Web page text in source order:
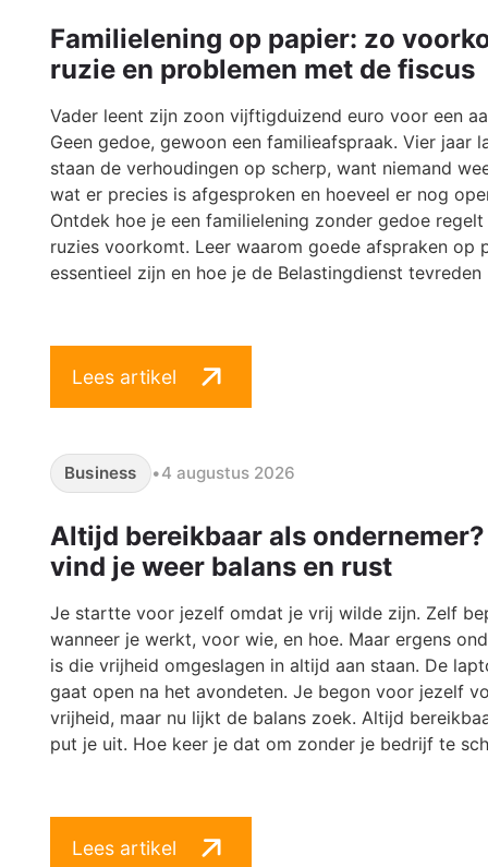
Familielening op papier: zo
ruzie en problemen met de fiscus
Vader leent zijn zoon vijftigduizend euro voor een
Geen gedoe, gewoon een familieafspraak. Vier jaar
staan de verhoudingen op scherp, want niemand
wat er precies is afgesproken en hoeveel er nog
Ontdek hoe je een familielening zonder gedoe regelt
ruzies voorkomt. Leer waarom goede afspraken op
essentieel zijn en hoe je de Belastingdienst tevreden
Lees artikel
Business •4 augustus 2026
Altijd bereikbaar als
vind je weer balans en rust
Je startte voor jezelf omdat je vrij wilde zijn. Zelf
wanneer je werkt, voor wie, en hoe. Maar ergens
is die vrijheid omgeslagen in altijd aan staan. De
gaat open na het avondeten. Je begon voor jezelf
vrijheid, maar nu lijkt de balans zoek. Altijd
put je uit. Hoe keer je dat om zonder je bedrijf te
Lees artikel